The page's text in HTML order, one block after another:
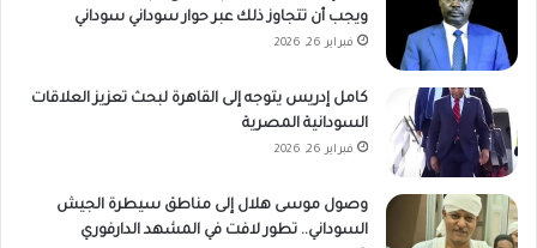
ويجب أن تتجاوز ذلك عبر حوار سوداني سوداني
فبراير 26, 2026
كامل إدريس يتوجه إلى القاهرة لبحث تعزيز العلاقات
السودانية المصرية
فبراير 26, 2026
وصول موسى هلال إلى مناطق سيطرة الجيش
السوداني.. تطور لافت في المشهد الدارفوري